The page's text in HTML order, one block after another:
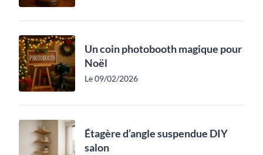
Un coin photobooth magique pour
Noël
Le 09/02/2026
Étagère d’angle suspendue DIY
salon